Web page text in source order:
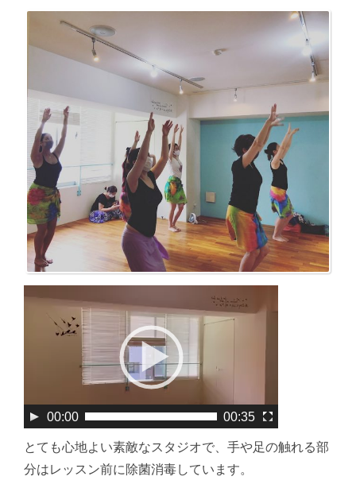
動
ヤ
ー
00:00 00:35
とても心地よい素敵なスタジオで、手や足の触れる部
分はレッスン前に除菌消毒しています。